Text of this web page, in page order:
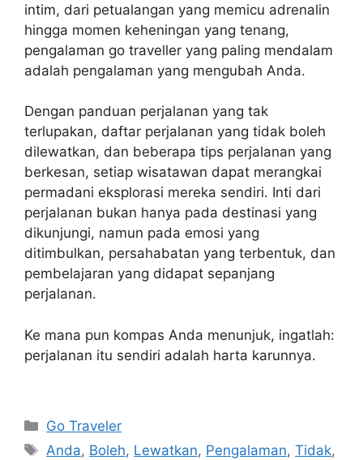
intim, dari petualangan yang memicu adrenalin
hingga momen keheningan yang tenang,
pengalaman go traveller yang paling mendalam
adalah pengalaman yang mengubah Anda.
Dengan panduan perjalanan yang tak
terlupakan, daftar perjalanan yang tidak boleh
dilewatkan, dan beberapa tips perjalanan yang
berkesan, setiap wisatawan dapat merangkai
permadani eksplorasi mereka sendiri. Inti dari
perjalanan bukan hanya pada destinasi yang
dikunjungi, namun pada emosi yang
ditimbulkan, persahabatan yang terbentuk, dan
pembelajaran yang didapat sepanjang
perjalanan.
Ke mana pun kompas Anda menunjuk, ingatlah:
perjalanan itu sendiri adalah harta karunnya.
posCategories
Go Traveler
Tags
Anda, Boleh, Lewatkan, Pengalaman,Tidak,